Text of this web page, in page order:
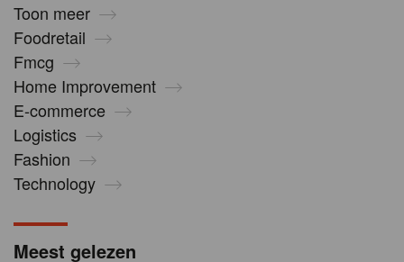
Toon meer
Foodretail
Fmcg
Home Improvement
E-commerce
Logistics
Fashion
Technology
Meest gelezen